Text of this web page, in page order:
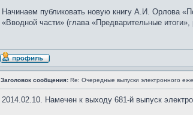
Начинаем публиковать новую книгу А.И. Орлова
«Вводной части» (глава «Предварительные
Заголовок сообщения: Re: Очередные выпуски электронного
2014.02.10. Намечен к выходу 681-й выпуск